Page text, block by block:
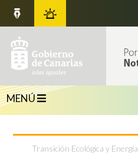
MENÚ
Transición Ecológica y Energía